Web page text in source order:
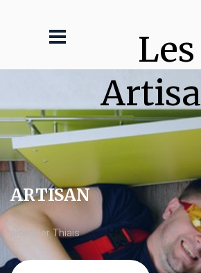
Les
ARTISAN
plombier Thiais